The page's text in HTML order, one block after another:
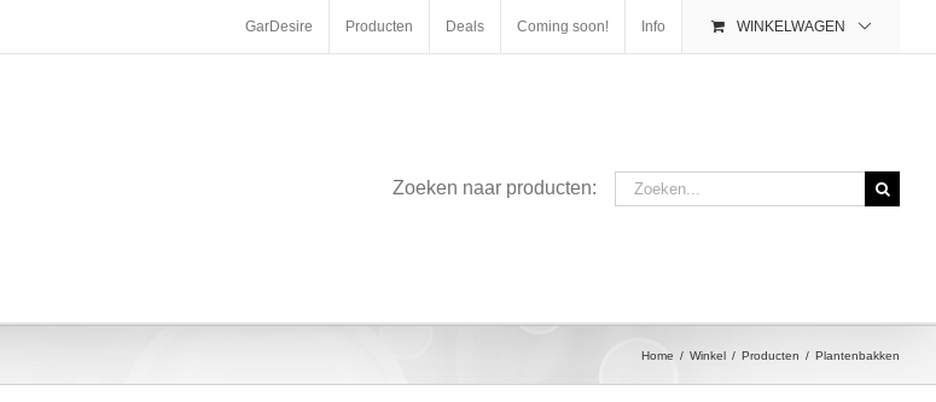
GarDesire Producten Deals Coming soon! Info WINKELWAGEN
Zoeken naar producten:
Zoeken
naar:
Home / Winkel / Producten / Plantenbakken